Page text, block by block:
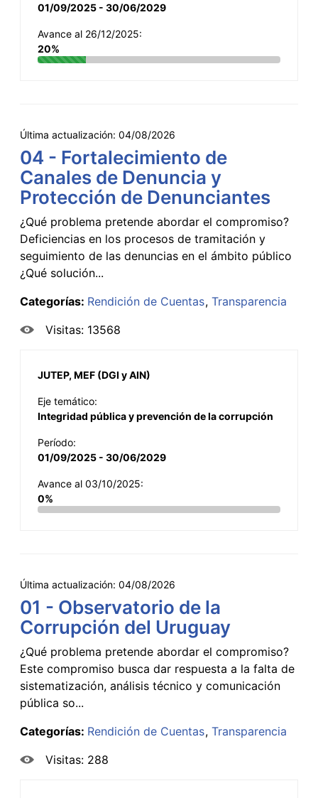
01/09/2025 - 30/06/2029
Avance al 26/12/2025:
20%
Última actualización: 04/08/2026
04 - Fortalecimiento de
Canales de Denuncia y
Protección de Denunciantes
¿Qué problema pretende abordar el compromiso?
Deficiencias en los procesos de tramitación y
seguimiento de las denuncias en el ámbito público
¿Qué solución...
Categorías: Rendición de Cuentas Transparencia
Visitas: 13568
JUTEP, MEF (DGI y AIN)
Eje temático:
Integridad pública y prevención de la corrupción
Período:
01/09/2025 - 30/06/2029
Avance al 03/10/2025:
0%
Última actualización: 04/08/2026
01 - Observatorio de la
Corrupción del Uruguay
¿Qué problema pretende abordar el compromiso?
Este compromiso busca dar respuesta a la falta de
sistematización, análisis técnico y comunicación
pública so...
Categorías: Rendición de Cuentas Transparencia
Visitas: 288